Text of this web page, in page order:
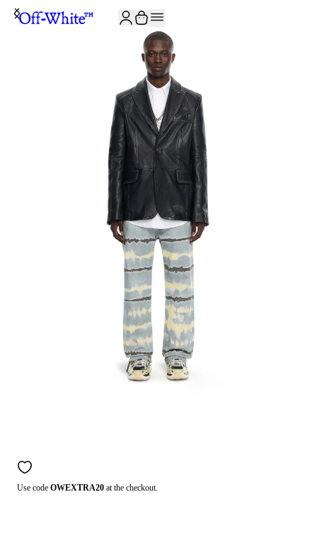
Use code OWEXTRA20 at the checkout.